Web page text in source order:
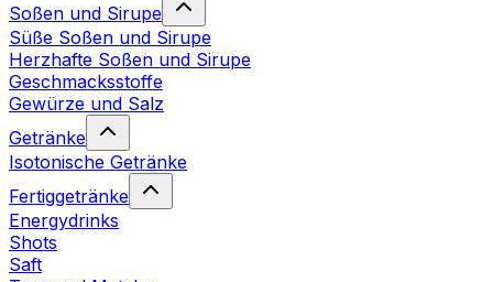
Soßen und Sirupe
Süße Soßen und Sirupe
Herzhafte Soßen und Sirupe
Geschmacksstoffe
Gewürze und Salz
Getränke
Isotonische Getränke
Fertiggetränke
Energydrinks
Shots
Saft